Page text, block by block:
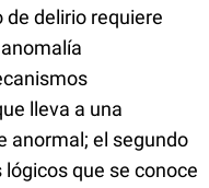
delirio requiere
lleva a una
anormal; el segundo
que se conoce